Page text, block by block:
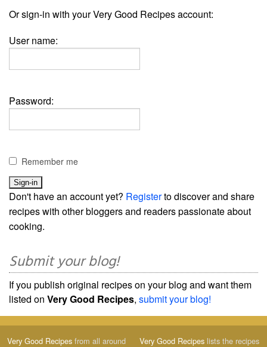
Or sign-in with your Very Good Recipes account:
User name:
Password:
Remember me
Don't have an account yet? Registerto discover and share
recipes with other bloggers and readers passionate about
cooking.
Submit your blog!
If you publish original recipes on your blog and want them
listed on Very Good Recipes, submit your blog!
Very Good Recipes from all around Very Good Recipes lists the recipes